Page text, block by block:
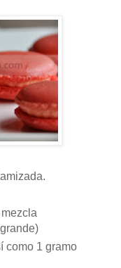
como 1 gramo